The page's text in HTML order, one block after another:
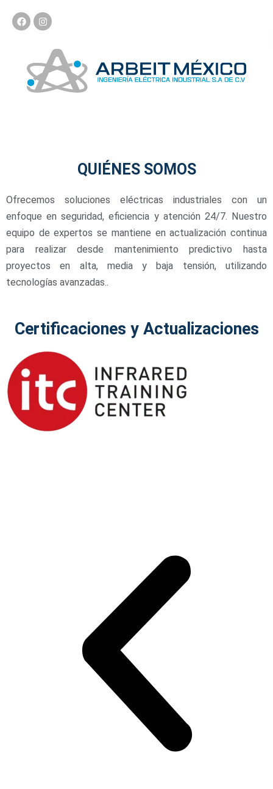
F
a
c
I
n
s
g
r
a
m
QUIÉNES SOMOS
Ofrecemos soluciones eléctricas industriales con un
enfoque en seguridad, eficiencia y atención 24/7. Nuestro
equipo de expertos se mantiene en actualización continua
para realizar desde mantenimiento predictivo hasta
proyectos en alta, media y baja tensión, utilizando
tecnologías avanzadas..
Certificaciones y Actualizaciones